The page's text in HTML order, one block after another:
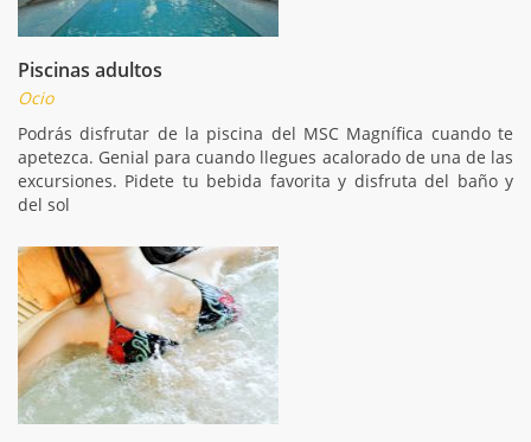
Piscinas adultos
Ocio
Podrás disfrutar de la piscina del MSC Magnífica cuando te
apetezca. Genial para cuando llegues acalorado de una de las
excursiones. Pidete tu bebida favorita y disfruta del baño y
del sol